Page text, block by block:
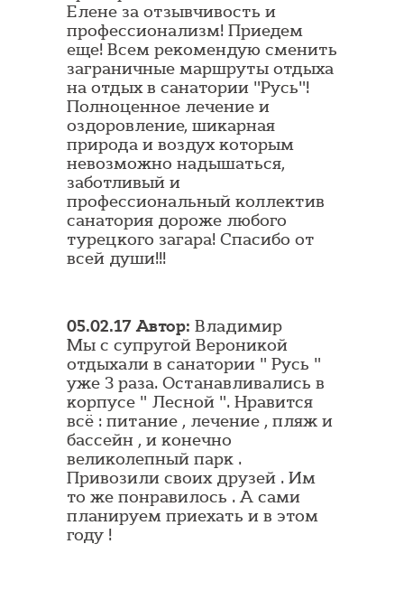
Елене за отзывчивость и
профессионализм! Приедем
еще! Всем рекомендую сменить
заграничные маршруты отдыха
на отдых в санатории "Русь"!
Полноценное лечение и
оздоровление, шикарная
природа и воздух которым
невозможно надышаться,
заботливый и
профессиональный коллектив
санатория дороже любого
турецкого загара! Спасибо от
всей души!!!
05.02.17 Автор: Владимир
Мы с супругой Вероникой
отдыхали в санатории " Русь "
уже 3 раза. Останавливались в
корпусе " Лесной ". Нравится
всё : питание , лечение , пляж и
бассейн , и конечно
великолепный парк .
Привозили своих друзей . Им
то же понравилось . А сами
планируем приехать и в этом
году !